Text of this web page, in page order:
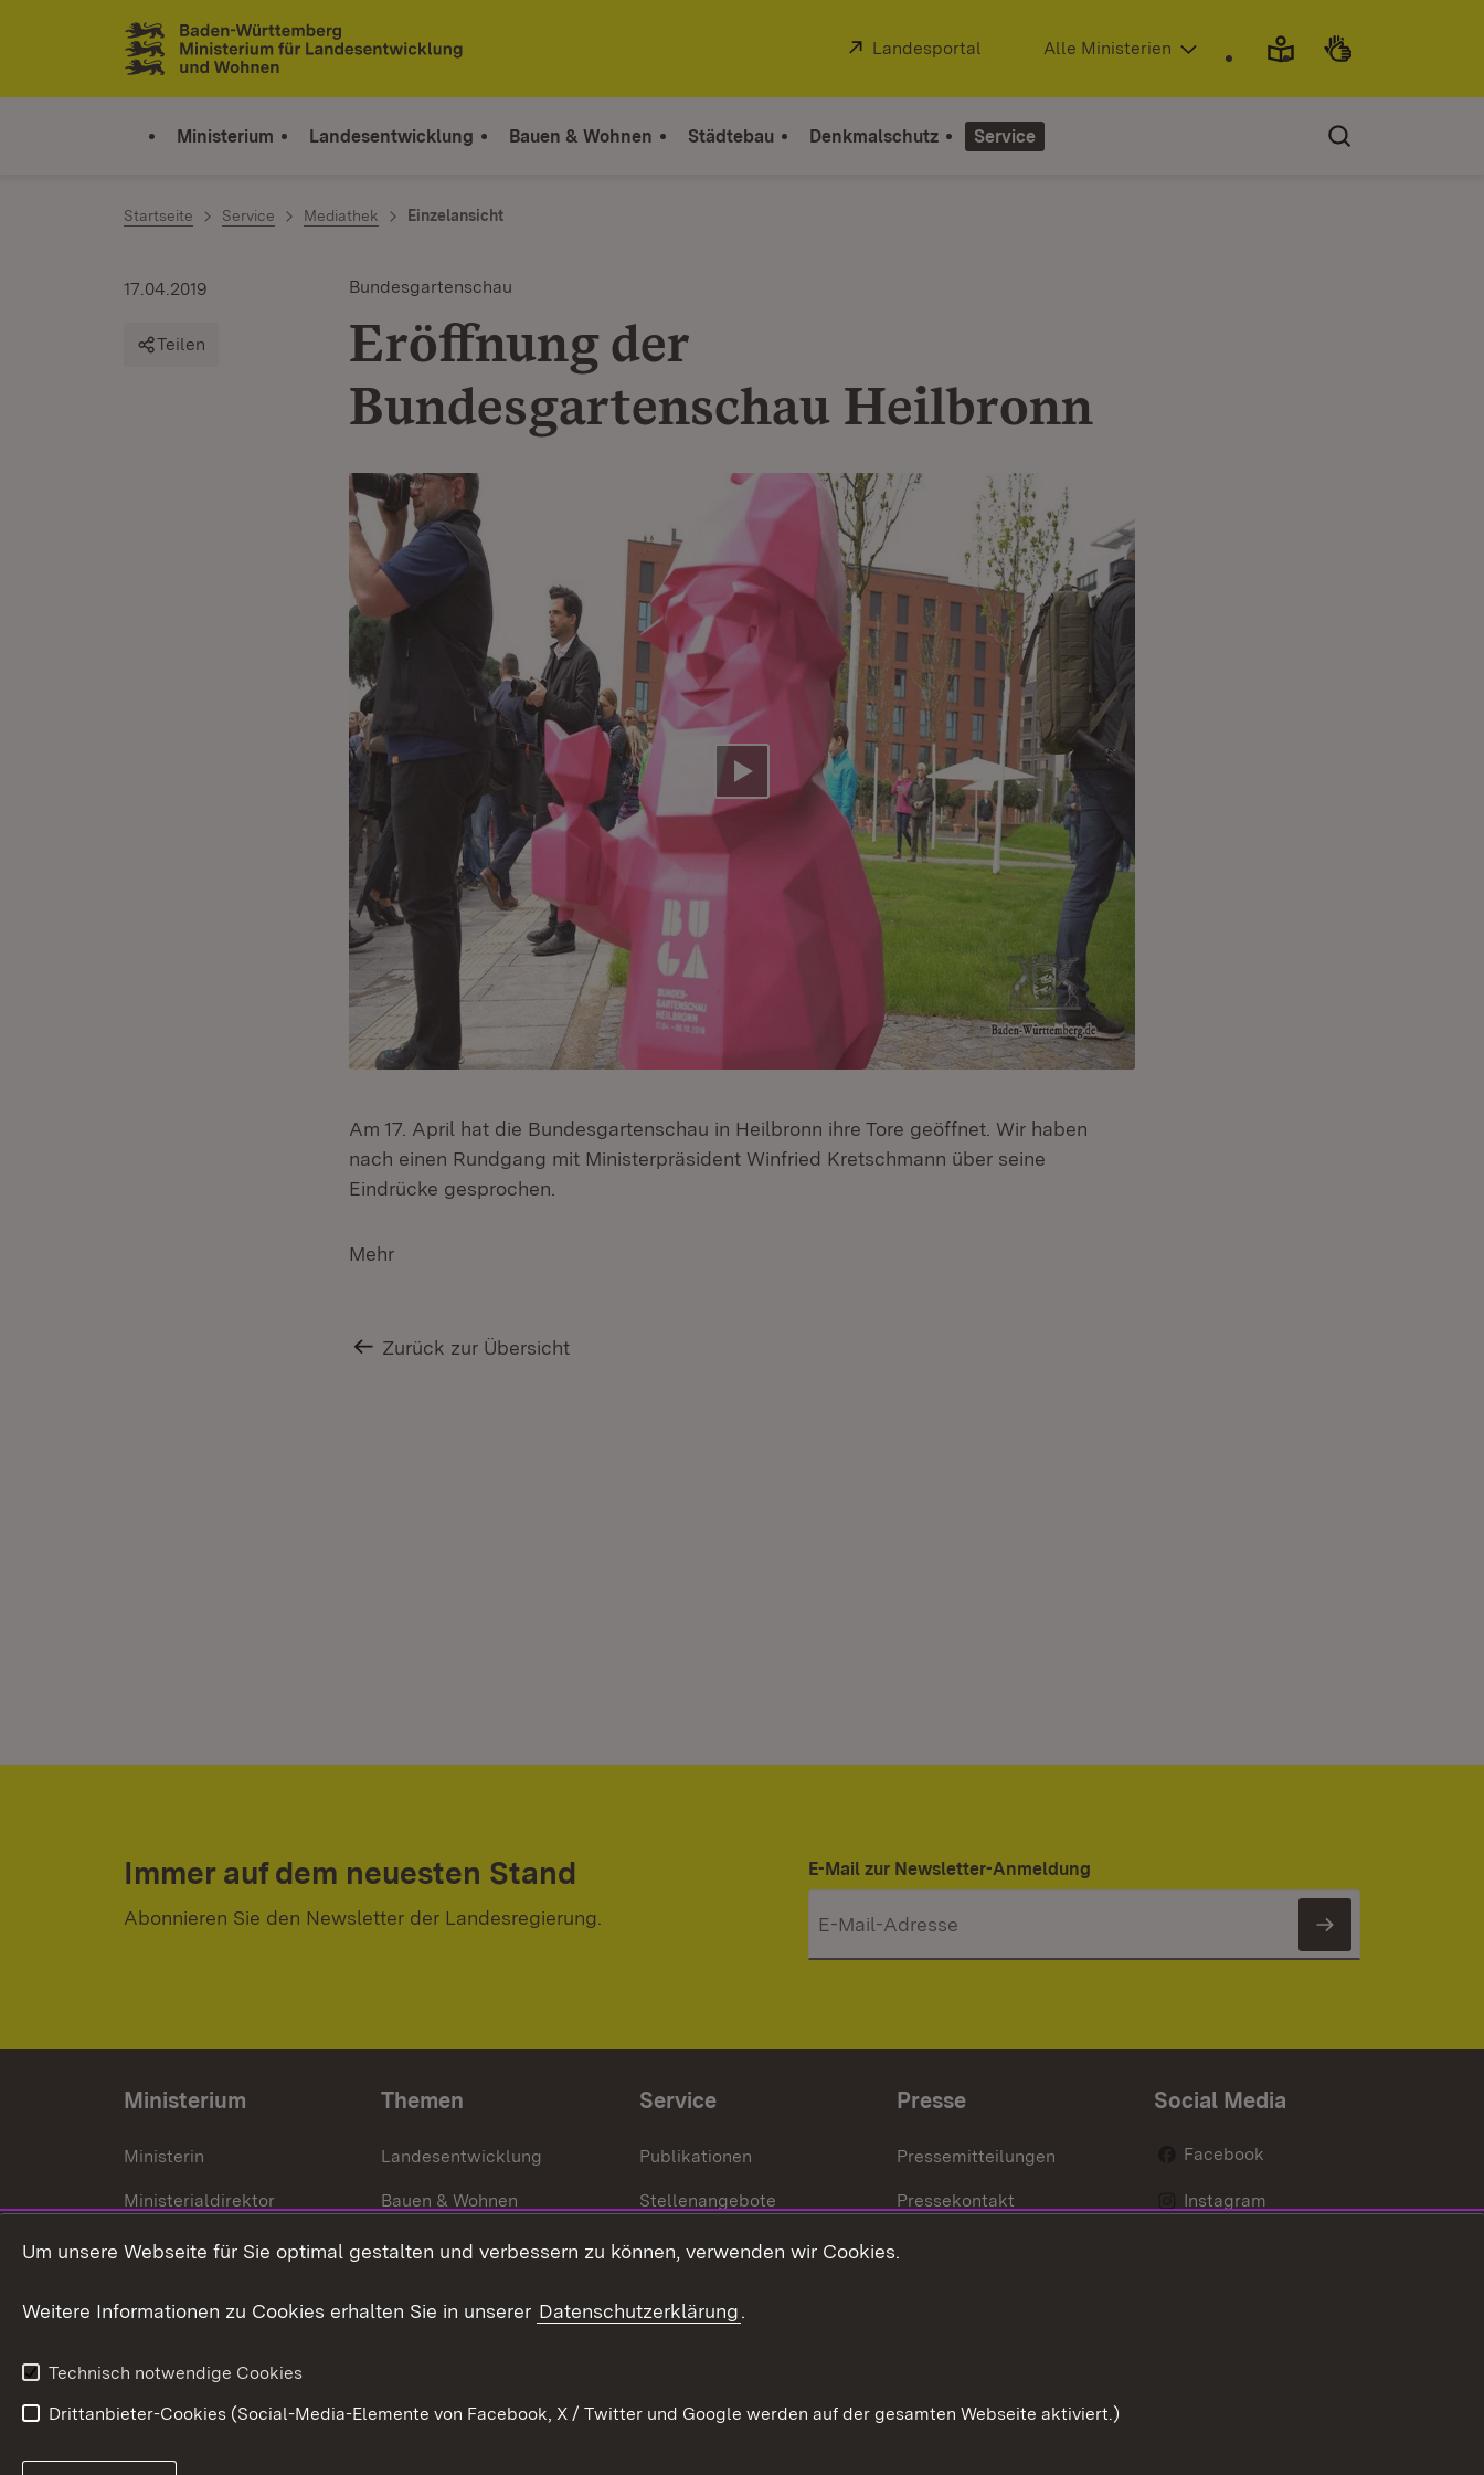
Zum Inhalt springen
Link zur Startseite
Extern:
Landesportal (Öffnet in neuem Fenster)
Alle Ministerien
Ministerium Landesentwicklung Bauen & Wohnen Städtebau Denkmalschutz Service
Startseite Service Mediathek Einzelansicht
Bundesgartenschau
Eröffnung der
Bundesgartenschau Heilbronn
17.04.2019
Teilen
Video abspielen
Am 17. April hat die Bundesgartenschau in Heilbronn ihre Tore geöffnet. Wir haben
nach einen Rundgang mit Ministerpräsident Winfried Kretschmann über seine
Eindrücke gesprochen.
Mehr
Zurück zur Übersicht
Immer auf dem neuesten Stand
Abonnieren Sie den Newsletter der Landesregierung.
E-Mail zur Newsletter-Anmeldung
Newsletter
Ministerium
Ministerin
Ministerialdirektor
Organisation und Aufgaben
Themen
Landesentwicklung
Bauen & Wohnen
Städtebau
Service
Publikationen
Stellenangebote
Kontakt
Presse
Pressemitteilungen
Pressekontakt
Social Media
Facebook
Instagram
Um unsere Webseite für Sie optimal gestalten und verbessern zu können, verwenden wir Cookies.
Weitere Informationen zu Cookies erhalten Sie in unserer Datenschutzerklärung.
Technisch notwendige Cookies
Drittanbieter-Cookies (Social-Media-Elemente von Facebook, X / Twitter und Google werden auf der gesamten Webseite aktiviert.)